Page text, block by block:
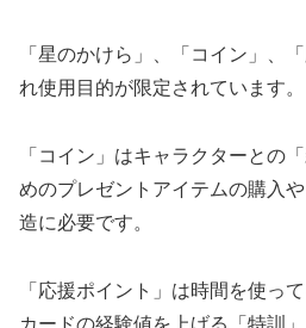
「星のかけら」、「コイン」、
れ使用目的が限定されています。
「コイン」はキャラクターとの
めのプレゼントアイテムの購入
造に必要です。
「応援ポイント」は時間を使っ
カードの経験値を上げる「特訓